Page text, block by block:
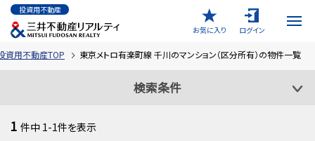
投資用不動産
お気に入り
ログイン
資用不動産TOP 東京メトロ有楽町線 千川のマンション（区分所有）の物件一覧
検索条件
1 件中 1-1件を表示